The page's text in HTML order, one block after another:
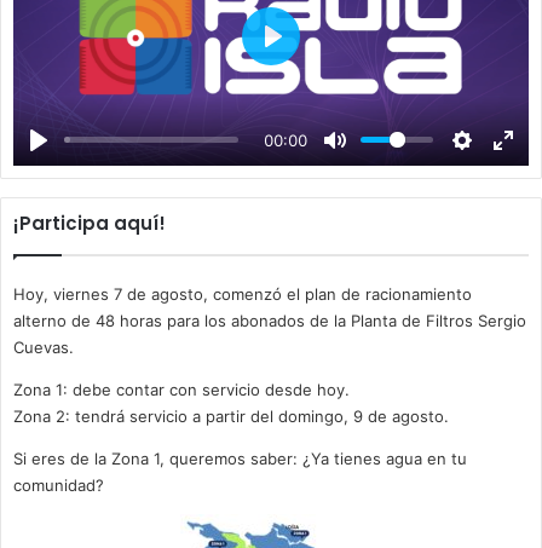
00:00
P
a
y
¡Participa aquí!
Hoy, viernes 7 de agosto, comenzó el plan de racionamiento
alterno de 48 horas para los abonados de la Planta de Filtros Sergio
Cuevas.
Zona 1: debe contar con servicio desde hoy.
Zona 2: tendrá servicio a partir del domingo, 9 de agosto.
Si eres de la Zona 1, queremos saber: ¿Ya tienes agua en tu
comunidad?